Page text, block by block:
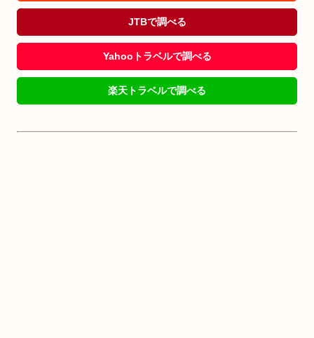
JTBで調べる
Yahooトラベルで調べる
楽天トラベルで調べる